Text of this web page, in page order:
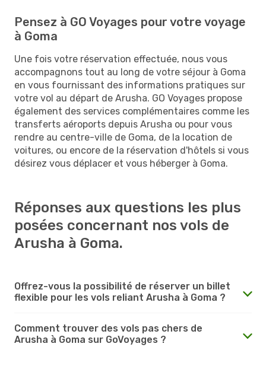
Pensez à GO Voyages pour votre voyage
à Goma
Une fois votre réservation effectuée, nous vous
accompagnons tout au long de votre séjour à Goma
en vous fournissant des informations pratiques sur
votre vol au départ de Arusha. GO Voyages propose
également des services complémentaires comme les
transferts aéroports depuis Arusha ou pour vous
rendre au centre-ville de Goma, de la location de
voitures, ou encore de la réservation d'hôtels si vous
désirez vous déplacer et vous héberger à Goma.
Réponses aux questions les plus
posées concernant nos vols de
Arusha à Goma.
Offrez-vous la possibilité de réserver un billet
flexible pour les vols reliant Arusha à Goma ?
Comment trouver des vols pas chers de
Arusha à Goma sur GoVoyages ?